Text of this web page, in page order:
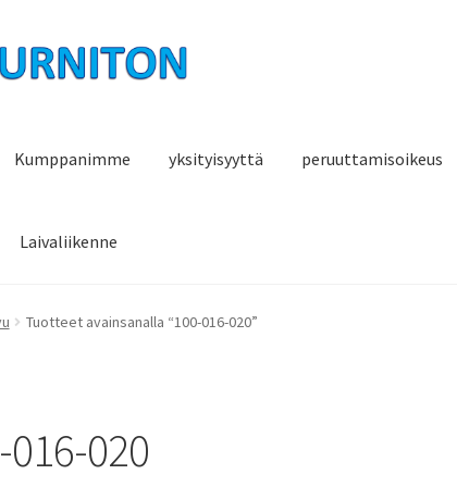
Kumppanimme yksityisyyttä peruuttamisoikeus
Laivaliikenne
Tuotteet avainsanalla “100-016-020”
016-020